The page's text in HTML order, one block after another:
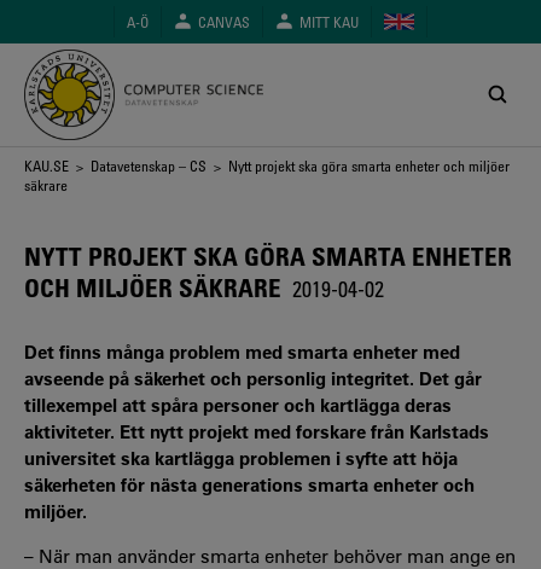
huvudinnehåll
A-Ö CANVAS MITT KAU
Länkstig
KAU.SE > Datavetenskap – CS > Nytt projekt ska göra smarta enheter och miljöer
säkrare
NYTT PROJEKT SKA GÖRA SMARTA ENHETER
OCH MILJÖER SÄKRARE 2019-04-02
Det finns många problem med smarta enheter med
avseende på säkerhet och personlig integritet. Det går
tillexempel att spåra personer och kartlägga deras
aktiviteter. Ett nytt projekt med forskare från Karlstads
universitet ska kartlägga problemen i syfte att höja
säkerheten för nästa generations smarta enheter och
miljöer.
– När man använder smarta enheter behöver man ange en